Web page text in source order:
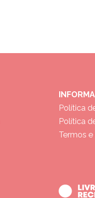
Política
Política
Termos